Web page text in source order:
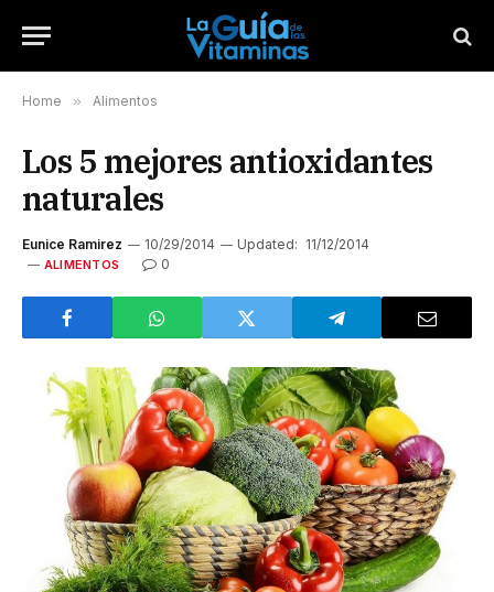
Home » Alimentos
Los 5 mejores antioxidantes
naturales
Eunice Ramirez 10/29/2014 Updated: 11/12/2014
ALIMENTOS 0